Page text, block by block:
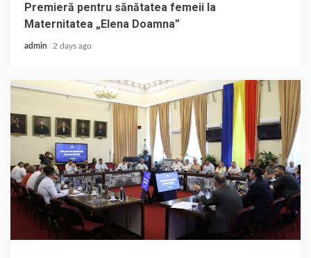
Premieră pentru sănătatea femeii la
Maternitatea „Elena Doamna”
admin 2 days ago